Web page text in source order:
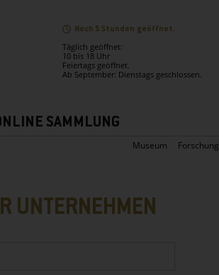
Noch 5 Stunden geöffnet.
Täglich geöffnet:
10 bis 18 Uhr
Feiertags geöffnet.
Ab September: Dienstags geschlossen.
SAMMLUNG
Museum Forschung
UNTERNEHMEN